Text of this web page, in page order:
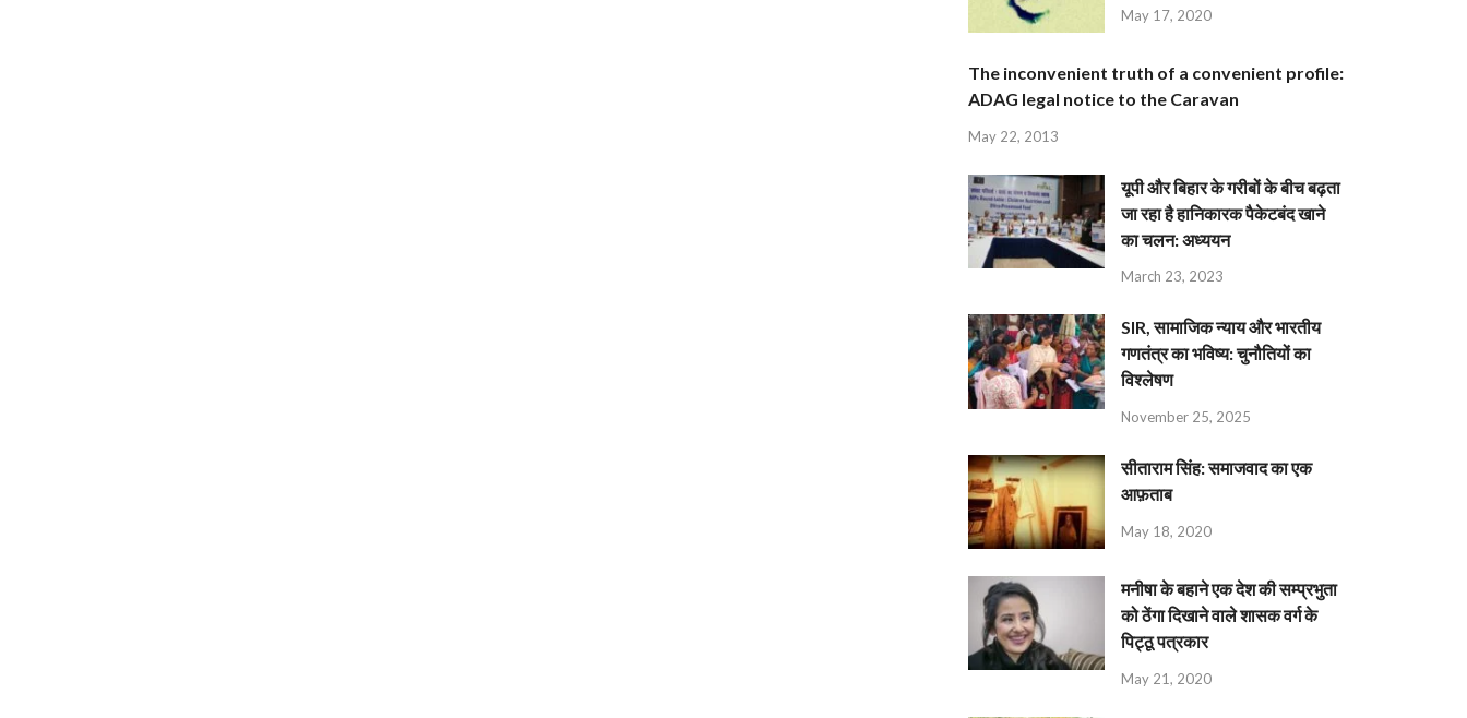
May 17, 2020
The inconvenient truth of a convenient profile:
ADAG legal notice to the Caravan
May 22, 2013
यूपी और बिहार के गरीबों के बीच बढ़ता
जा रहा है हानिकारक पैकेटबंद खाने
का चलन: अध्ययन
March 23, 2023
SIR, सामाजिक न्याय और भारतीय
गणतंत्र का भविष्य: चुनौतियों का
विश्लेषण
November 25, 2025
सीताराम सिंह: समाजवाद का एक
आफ़ताब
May 18, 2020
मनीषा के बहाने एक देश की सम्प्रभुता
को ठेंगा दिखाने वाले शासक वर्ग के
पिट्ठू पत्रकार
May 21, 2020